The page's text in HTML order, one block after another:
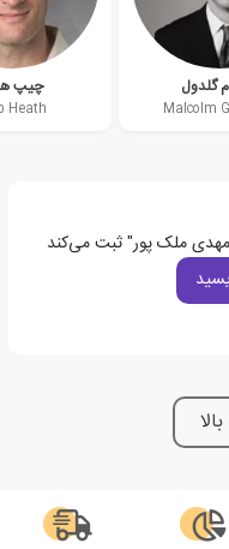
گلدول
Malcolm
چیپ
Heath
"مهدی ملک پور" ثبت می‌کند